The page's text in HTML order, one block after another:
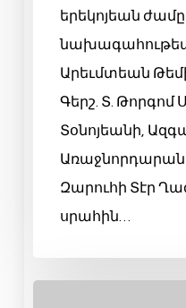
երեկոյեան ժամը
Արեւմտեան
Գերշ. Տ. Թորգոմ
Տօնոյեանի,
Զարուհի Տէր
սրահին…